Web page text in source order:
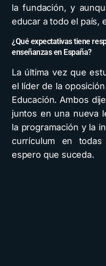
la fundación, y
educar a todo el país,
¿Qué expectativas tiene
enseñanzas en España?
La última vez que
el líder de la
Educación. Ambos
juntos en una nueva
la programación y la
currículum en
espero que suceda.